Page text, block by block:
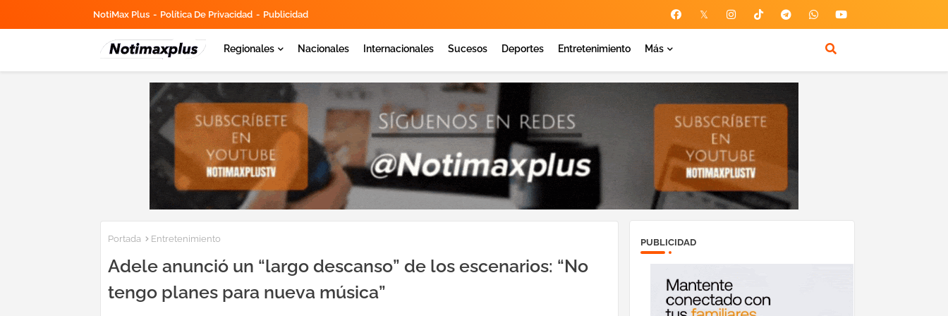
NotiMax Plus Política De Privacidad Publicidad
Regionales Nacionales Internacionales Sucesos Deportes Entretenimiento Más
Portada Entretenimiento
Adele anunció un “largo descanso” de los escenarios: “No
tengo planes para nueva música”
PUBLICIDAD